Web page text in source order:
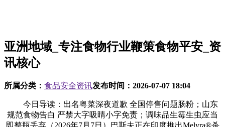
亚洲地域_专注食物行业鞭策食物平安_资
讯核心
所属分类： 食品安全资讯发布时间： 2026-07-07 18:04
今日导读：出名粤菜深夜道歉 全国停售问题肠粉；山东
规范食物告白 严禁大字吸睛小字免责；调味品生霉生虫应当
即整瓶丢弃（2026年7月7日）巴斯夫正在印度推出Melyra®杀